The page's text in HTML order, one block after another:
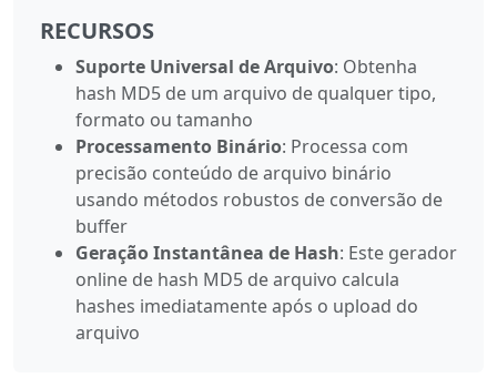
RECURSOS
Suporte Universal de Arquivo: Obtenha
hash MD5 de um arquivo de qualquer tipo,
formato ou tamanho
Processamento Binário: Processa com
precisão conteúdo de arquivo binário
usando métodos robustos de conversão de
buffer
Geração Instantânea de Hash: Este gerador
online de hash MD5 de arquivo calcula
hashes imediatamente após o upload do
arquivo